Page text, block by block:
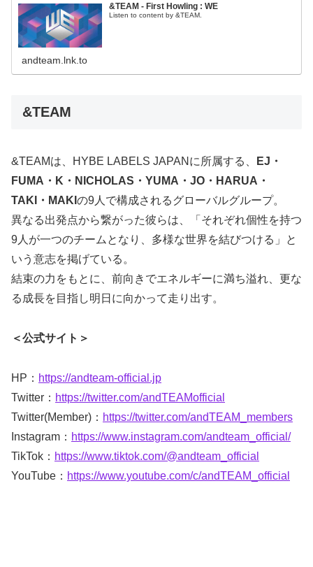
&TEAM - First Howling : WE
Listen to content by &TEAM.
andteam.lnk.to
&TEAM
&TEAMは、HYBE LABELS JAPANに所属する、
EJ・
FUMA・K・NICHOLAS・YUMA・JO・HARUA・
TAKI・MAKI の9人で構成されるグローバルグループ。
異なる出発点から繋がった彼らは、「それぞれ個性を持つ
9人が一つのチームとなり、多様な世界を結びつける」と
いう意志を掲げている。
結束の力をもとに、前向きでエネルギーに満ち溢れ、更な
る成長を目指し明日に向かって走り出す。
＜公式サイト＞
HP： https://andteam-official.jp
Twitter： https://twitter.com/andTEAMofficial
Twitter(Member)： https://twitter.com/andTEAM_members
Instagram： https://www.instagram.com/andteam_official/
TikTok： https://www.tiktok.com/@andteam_official
YouTube： https://www.youtube.com/c/andTEAM_official